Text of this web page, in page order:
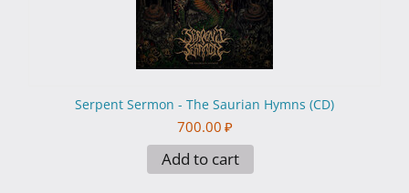
Serpent Sermon - The Saurian Hymns (CD)
700.00 ₽
Add to cart